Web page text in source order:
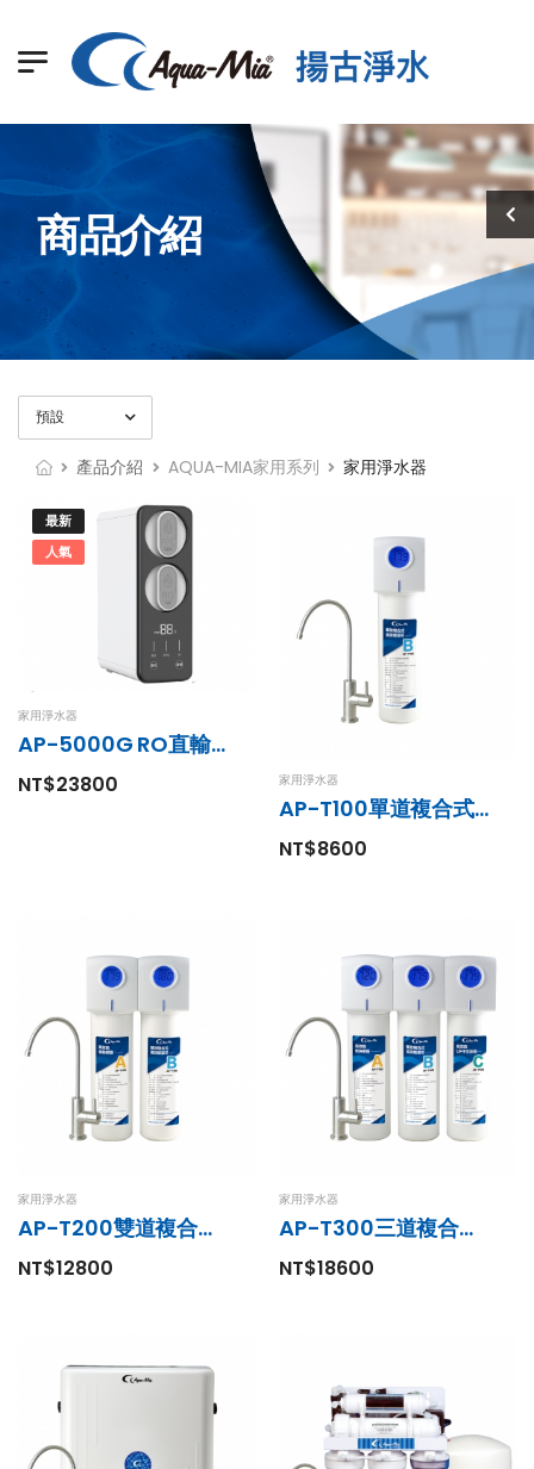
商品介紹
廚事寶KITCHEN PRO
產品介紹 AQUA-MIA家用系列 家用淨水器
最新
人氣
家用淨水器
AP-5000G RO直輸純水機
NT$23800 家用淨水器
AP-T100單道複合式淨水器
NT$8600
家用淨水器
AP-T200雙道複合式淨水器
NT$12800
家用淨水器
AP-T300三道複合式淨水器
NT$18600